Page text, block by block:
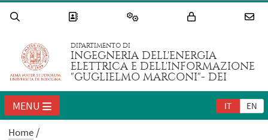
DIPARTIMENTO DI
INGEGNERIA DELL'ENERGIA
ELETTRICA E DELL'INFORMAZIONE
"GUGLIELMO MARCONI"- DEI
IT EN
MENU
Home